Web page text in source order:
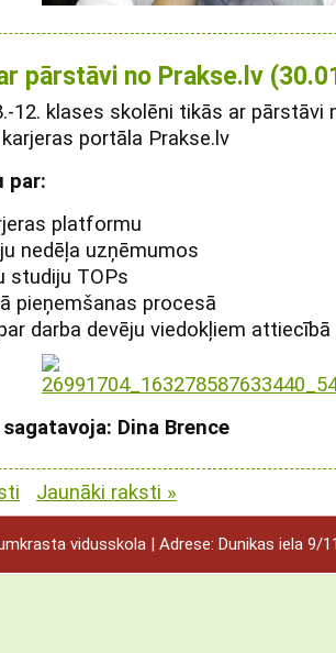
pārstāvi no Prakse.lv
12. klases skolēni tikās ar pārstāvi
portāla Prakse.lv
par:
platformu
nedēļa uzņēmumos
studiju TOPs
pieņemšanas procesā
darba devēju viedokļiem
Dina Brence
Jaunāki raksti »
vidusskola | Adrese: Dunikas iela 9/